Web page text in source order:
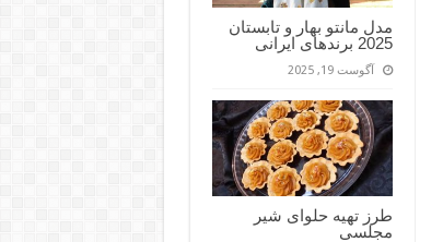
مدل مانتو بهار و تابستان
2025 برندهای ایرانی
آگوست 19, 2025
طرز تهیه حلوای شیر
مجلسی